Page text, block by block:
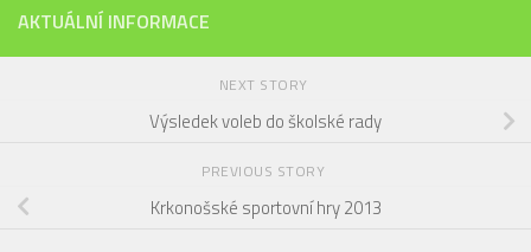
AKTUÁLNÍ INFORMACE
NEXT STORY
Výsledek voleb do školské rady
PREVIOUS STORY
Krkonošské sportovní hry 2013